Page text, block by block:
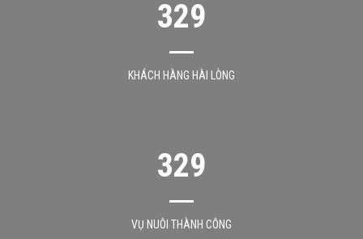
329
KHÁCH HÀNG HÀI LÒNG
329
VỤ NUÔI THÀNH CÔNG